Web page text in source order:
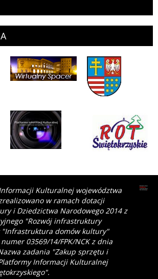
Kulturalnej województwa
w ramach dotacji
i Dziedzictwa Narodowego 2014 z
"Rozwój infrastruktury
domów kultury"
03569/14/FPK/NCK z dnia
zadania "Zakup sprzętu i
Informacji Kulturalnej